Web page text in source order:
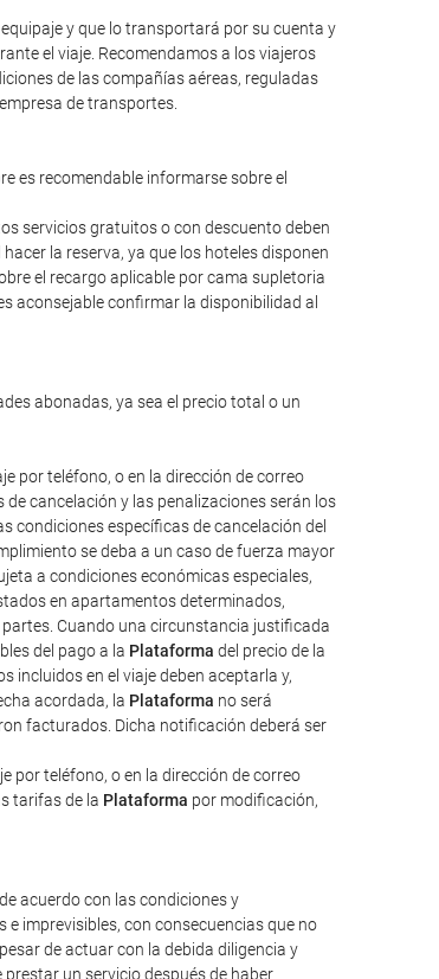
y que lo transportará por su cuenta y
el viaje. Recomendamos a los viajeros
de las compañías aéreas, reguladas
de transportes.
es recomendable informarse sobre el
servicios gratuitos o con descuento deben
la reserva, ya que los hoteles disponen
el recargo aplicable por cama supletoria
aconsejable confirmar la disponibilidad al
abonadas, ya sea el precio total o un
por teléfono, o en la dirección de correo
cancelación y las penalizaciones serán los
condiciones específicas de cancelación del
se deba a un caso de fuerza mayor
a condiciones económicas especiales,
en apartamentos determinados,
Cuando una circunstancia justificada
del pago a la Plataforma del precio de la
incluidos en el viaje deben aceptarla y,
acordada, la Plataforma no será
facturados. Dicha notificación deberá ser
por teléfono, o en la dirección de correo
tarifas de la Plataforma por modificación,
acuerdo con las condiciones y
imprevisibles, con consecuencias que no
de actuar con la debida diligencia y
prestar un servicio después de haber